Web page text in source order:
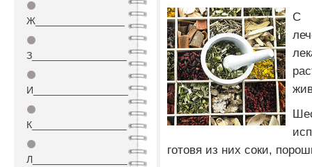
⚫
Ж________________
⚫
З_________________
⚫
И_________________
⚫
К_________________
⚫
Л_________________
С
готовя из них соки,